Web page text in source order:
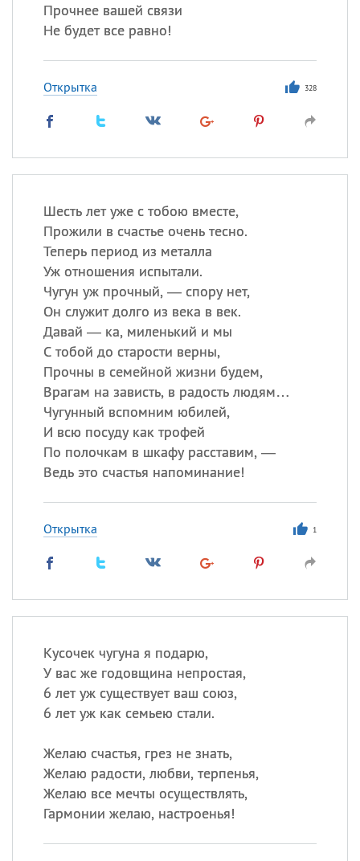
Прочнее вашей связи
Не будет все равно!
Открытка 328
Шесть лет уже с тобою вместе,
Прожили в счастье очень тесно.
Теперь период из металла
Уж отношения испытали.
Чугун уж прочный, — спору нет,
Он служит долго из века в век.
Давай — ка, миленький и мы
С тобой до старости верны,
Прочны в семейной жизни будем,
Врагам на зависть, в радость людям…
Чугунный вспомним юбилей,
И всю посуду как трофей
По полочкам в шкафу расставим, —
Ведь это счастья напоминание!
Открытка 1
Кусочек чугуна я подарю,
У вас же годовщина непростая,
6 лет уж существует ваш союз,
6 лет уж как семьею стали.
Желаю счастья, грез не знать,
Желаю радости, любви, терпенья,
Желаю все мечты осуществлять,
Гармонии желаю, настроенья!
Посмотреть значение